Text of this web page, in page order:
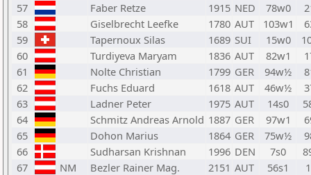
57
Faber Retze 1915 NED 78w0
58
Giselbrecht Leefke 1780 AUT 103w1
59
Tapernoux Silas 1689 SUI 15w0
60
Turdiyeva Maryam 1836 AUT 82w1
61
Nolte Christian 1799 GER 94w½
62
Fuchs Eduard 1618 AUT 46w½
63
Ladner Peter 1975 AUT 14s0
64
Schmitz Andreas Arnold 1887 GER 97w1
65
Dohon Marius 1864 GER 75w½
66
Sudharsan Krishnan 1996 DEN 7s0
67
NM Bezler Rainer Mag. 2151 AUT 56s1